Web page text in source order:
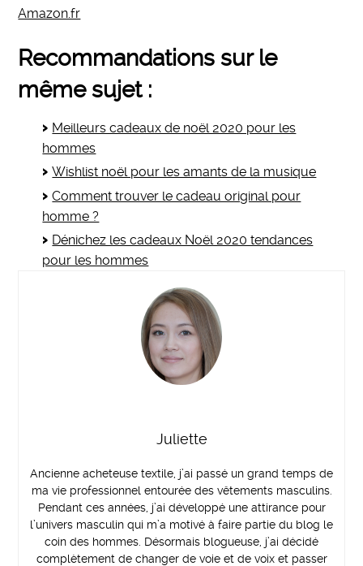
Amazon.fr
Recommandations sur le
même sujet :
Meilleurs cadeaux de noël 2020 pour les
hommes
Wishlist noël pour les amants de la musique
Comment trouver le cadeau original pour
homme ?
Dénichez les cadeaux Noël 2020 tendances
pour les hommes
Juliette
Ancienne acheteuse textile, j’ai passé un grand temps de
ma vie professionnel entourée des vêtements masculins.
Pendant ces années, j’ai développé une attirance pour
l’univers masculin qui m’a motivé à faire partie du blog le
coin des hommes. Désormais blogueuse, j’ai décidé
complètement de changer de voie et de voix et passer